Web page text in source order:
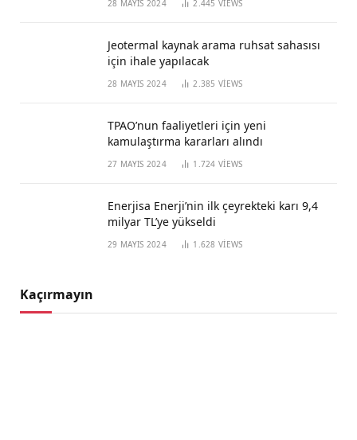
28 MAYIS 2024 2.445VIEWS
Jeotermal kaynak arama ruhsat sahasısı
için ihale yapılacak
28 MAYIS 2024 2.385VIEWS
TPAO’nun faaliyetleri için yeni
kamulaştırma kararları alındı
27 MAYIS 2024 1.724VIEWS
Enerjisa Enerji’nin ilk çeyrekteki karı 9,4
milyar TL’ye yükseldi
29 MAYIS 2024 1.628VIEWS
Kaçırmayın